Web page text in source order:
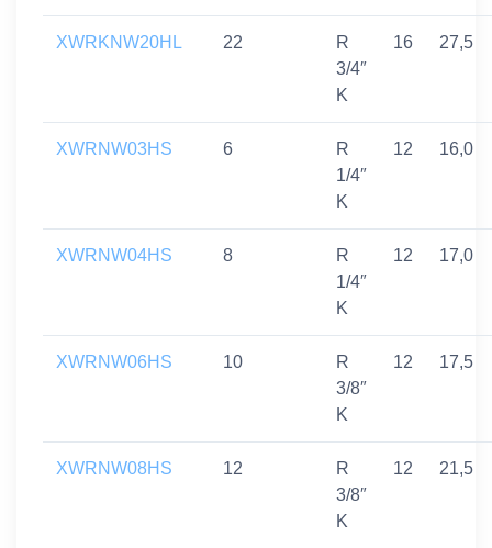
XWRKNW20HL 22
R
3/4″
K
16 27,5
XWRNW03HS 6
R
1/4″
K
12 16,0
XWRNW04HS 8
R
1/4″
K
12 17,0
XWRNW06HS 10
R
3/8″
K
12 17,5
XWRNW08HS 12
R
3/8″
K
12 21,5